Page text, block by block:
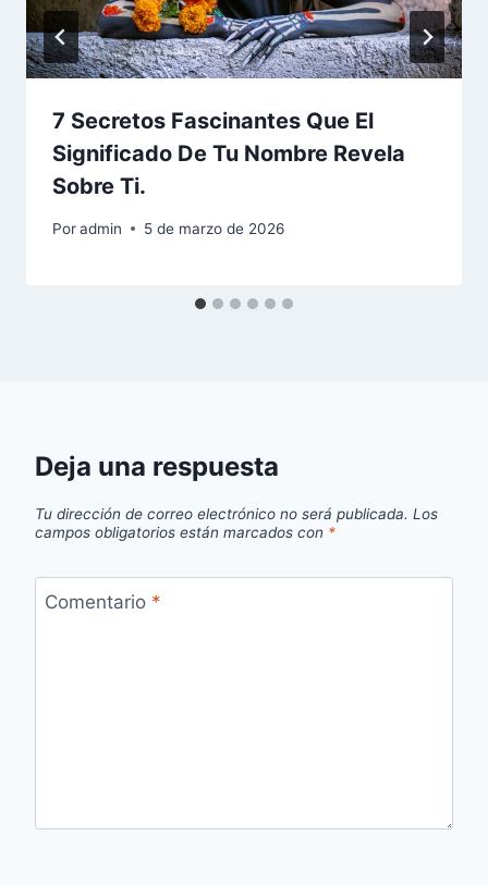
7 Secretos Fascinantes Que El
Significado De Tu Nombre Revela
Sobre Ti.
Poradmin 5 de marzo de 2026
Deja una respuesta
Tu dirección de correo electrónico no será publicada. Los
campos obligatorios están marcados con *
Comentario *